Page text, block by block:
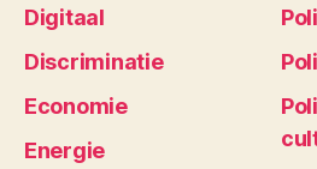
Digitaal
Discriminatie
Economie
Energie